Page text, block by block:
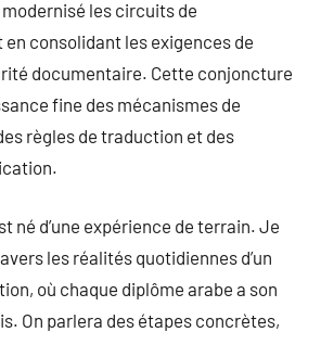
les circuits de
consolidant les exigences de
documentaire. Cette conjoncture
fine des mécanismes de
règles de traduction et des
né d’une expérience de terrain. Je
les réalités quotidiennes d’un
où chaque diplôme arabe a son
On parlera des étapes concrètes,